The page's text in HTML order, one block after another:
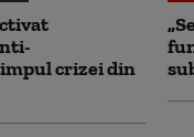
crizei din